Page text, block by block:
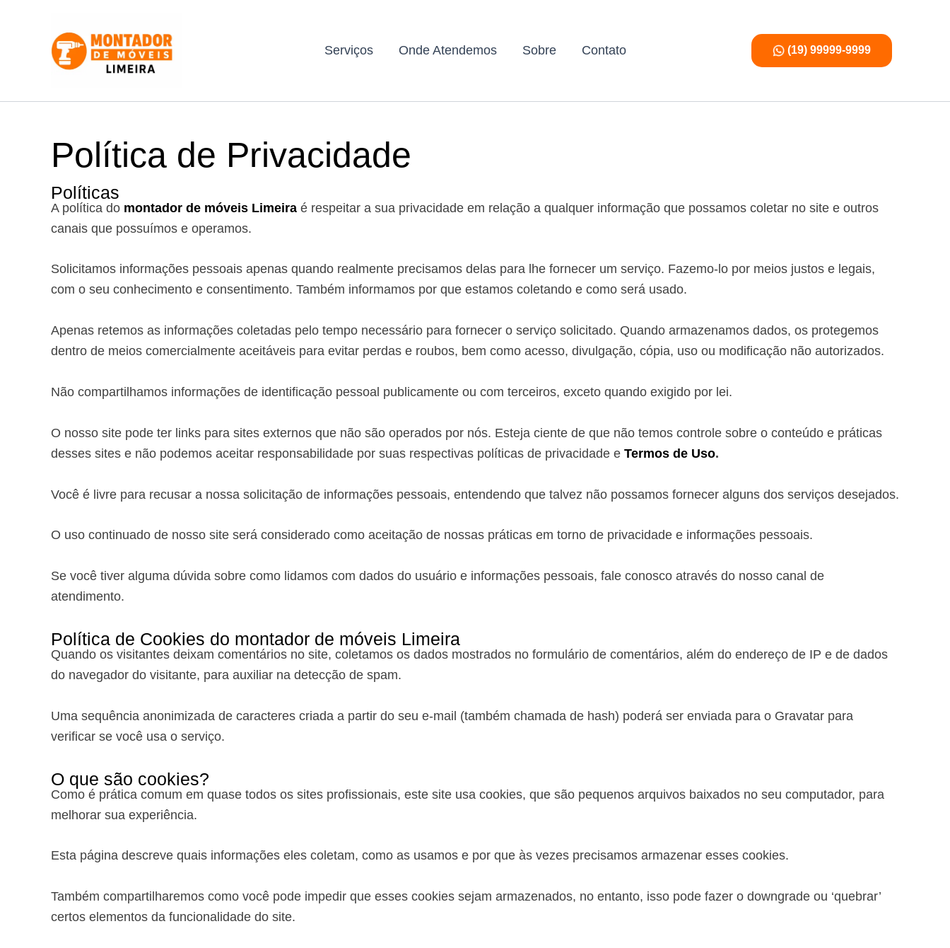
Serviços Onde Atendemos Sobre Contato (19) 99999-9999
Política de Privacidade
Políticas
A política do montador de móveis Limeira é respeitar a sua privacidade em relação a qualquer informação que possamos coletar no site e outros
canais que possuímos e operamos.
Solicitamos informações pessoais apenas quando realmente precisamos delas para lhe fornecer um serviço. Fazemo-lo por meios justos e legais,
com o seu conhecimento e consentimento. Também informamos por que estamos coletando e como será usado.
Apenas retemos as informações coletadas pelo tempo necessário para fornecer o serviço solicitado. Quando armazenamos dados, os protegemos
dentro de meios comercialmente aceitáveis para evitar perdas e roubos, bem como acesso, divulgação, cópia, uso ou modificação não autorizados.
Não compartilhamos informações de identificação pessoal publicamente ou com terceiros, exceto quando exigido por lei.
O nosso site pode ter links para sites externos que não são operados por nós. Esteja ciente de que não temos controle sobre o conteúdo e práticas
desses sites e não podemos aceitar responsabilidade por suas respectivas políticas de privacidade e Termos de Uso.
Você é livre para recusar a nossa solicitação de informações pessoais, entendendo que talvez não possamos fornecer alguns dos serviços desejados.
O uso continuado de nosso site será considerado como aceitação de nossas práticas em torno de privacidade e informações pessoais.
Se você tiver alguma dúvida sobre como lidamos com dados do usuário e informações pessoais, fale conosco através do nosso canal de
atendimento.
Política de Cookies do montador de móveis Limeira
Quando os visitantes deixam comentários no site, coletamos os dados mostrados no formulário de comentários, além do endereço de IP e de dados
do navegador do visitante, para auxiliar na detecção de spam.
Uma sequência anonimizada de caracteres criada a partir do seu e-mail (também chamada de hash) poderá ser enviada para o Gravatar para
verificar se você usa o serviço.
O que são cookies?
Como é prática comum em quase todos os sites profissionais, este site usa cookies, que são pequenos arquivos baixados no seu computador, para
melhorar sua experiência.
Esta página descreve quais informações eles coletam, como as usamos e por que às vezes precisamos armazenar esses cookies.
Também compartilharemos como você pode impedir que esses cookies sejam armazenados, no entanto, isso pode fazer o downgrade ou ‘quebrar’
certos elementos da funcionalidade do site.